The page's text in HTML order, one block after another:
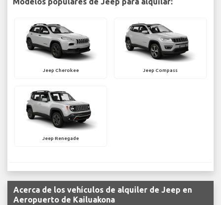
Jeep Cherokee Jeep Compass
Jeep Renegade
Acerca de los vehículos de alquiler de Jeep en
Aeropuerto de Kailuakona